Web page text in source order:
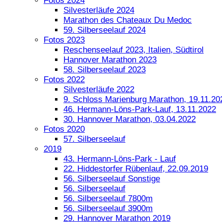
Silvesterläufe 2024
Marathon des Chateaux Du Medoc
59. Silberseelauf 2024
Fotos 2023
Reschenseelauf 2023, Italien, Südtirol
Hannover Marathon 2023
58. Silberseelauf 2023
Fotos 2022
Silvesterläufe 2022
9. Schloss Marienburg Marathon,
46. Hermann-Löns-Park-Lauf, 13.11.2022
30. Hannover Marathon, 03.04.2022
Fotos 2020
57. Silberseelauf
2019
43. Hermann-Löns-Park - Lauf
22. Hiddestorfer Rübenlauf, 22.09.2019
56. Silberseelauf Sonstige
56. Silberseelauf
56. Silberseelauf 7800m
56. Silberseelauf 3900m
29. Hannover Marathon 2019